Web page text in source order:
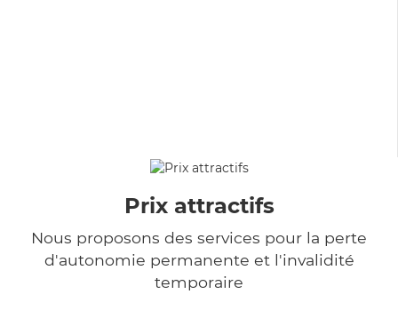
Prix attractifs
Nous proposons des services pour la perte
d'autonomie permanente et l'invalidité
temporaire